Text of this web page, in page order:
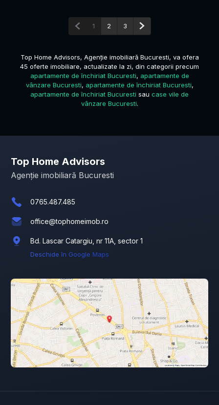
Pagina anterioară
1 2 3 Pagina următoare
Top Home Advisors, Agenție imobiliară Bucuresti, va ofera
45 oferte imobiliare, actualizate la zi, din categorii precum
apartamente de închiriat Bucuresti, apartamente de
vânzare Bucuresti, apartamente de închiriat Bucuresti,
apartamente de închiriat Bucuresti sau case vile de
vânzare Bucuresti.
Top Home Advisors
Agenție imobiliară Bucuresti
0765.487.485
office@tophomeimob.ro
Bd. Lascar Catargiu, nr 11A, sector 1
Deschide în Google Maps